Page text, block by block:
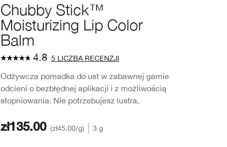
Chubby Stick™
Moisturizing Lip Color
Balm
4.8 5 LICZBA RECENZJI
Odżywcza pomadka do ust w zabawnej gamie
odcieni o bezbłędnej aplikacji i z możliwością
stopniowania. Nie potrzebujesz lustra.
zł135.00 zł45.00/g 3 g